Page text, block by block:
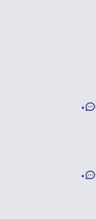
0
0